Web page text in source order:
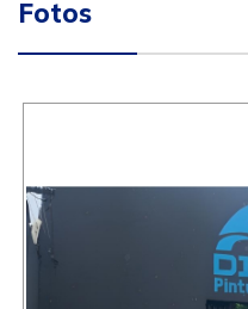
Fotos